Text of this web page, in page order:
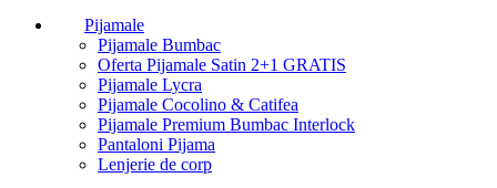
Pijamale
Pijamale Bumbac
Oferta Pijamale Satin 2+1 GRATIS
Pijamale Lycra
Pijamale Cocolino & Catifea
Pijamale Premium Bumbac Interlock
Pantaloni Pijama
Lenjerie de corp